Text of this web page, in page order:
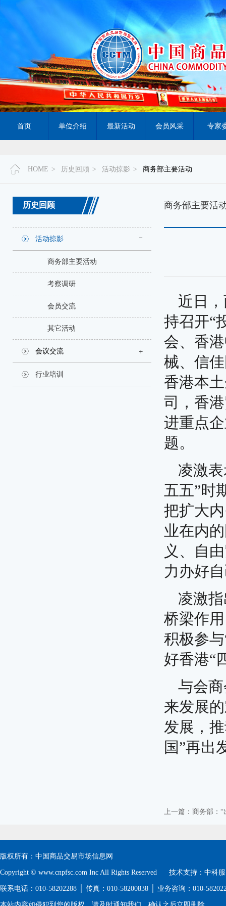
首页 单位介绍 最新活动 会员风采 专家
HOME > 历史回顾 > 活动掠影 > 商务部主要活动
历史回顾
活动掠影
商务部主要活动
考察调研
会员交流
其它活动
会议交流
行业培训
商务部主要活
近日
持召开“
会、香
械、信
香港本
司，香
进重点
题。
凌激
五五”时
把扩大
业在内
义、自
力办好
凌激
桥梁作
积极参
好香港“
与会
来发展
发展，
国”再出
上一篇：商务部：
版权所有：中国商品交易市场信息网
Copyright © www.cnpfsc.com Inc All Rights Reserved 技术支持： 中科服
联系电话：010-58202288 │ 传真：010-58200838 │ 业务咨询：010-